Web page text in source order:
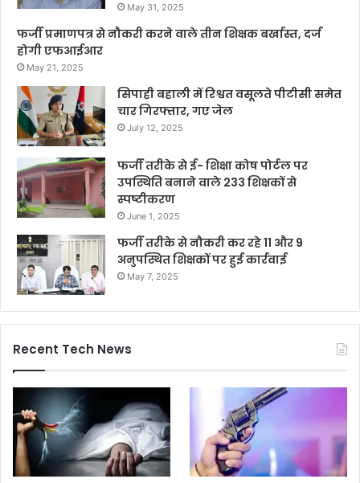
May 31, 2025
फर्जी प्रमाणपत्र से नौकरी करने वाले तीन शिक्षक बर्खास्त, दर्ज
होगी एफआईआर
May 21, 2025
सिपाही बहाली में रिश्वत वसूलते पीटीसी समेत
चार गिरफ्तार, गए जेल
July 12, 2025
फर्जी तरीके से ई- शिक्षा कोष पोर्टल पर
उपस्थिति बनाने वाले 233 शिक्षकों से
स्पष्टीकरण
June 1, 2025
फर्जी तरीके से नौकरी कर रहे 11 और 9
अनुपस्थित शिक्षकों पर हुई कार्रवाई
May 7, 2025
Recent Tech News